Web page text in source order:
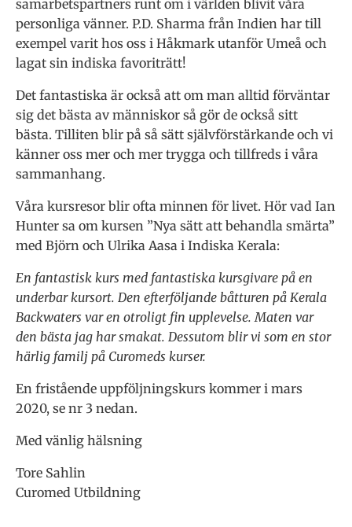
samarbetspartners runt om i världen blivit våra
personliga vänner. P.D. Sharma från Indien har till
exempel varit hos oss i Håkmark utanför Umeå och
lagat sin indiska favoriträtt!
Det fantastiska är också att om man alltid förväntar
sig det bästa av människor så gör de också sitt
bästa. Tilliten blir på så sätt självförstärkande och vi
känner oss mer och mer trygga och tillfreds i våra
sammanhang.
Våra kursresor blir ofta minnen för livet. Hör vad Ian
Hunter sa om kursen ”Nya sätt att behandla smärta”
med Björn och Ulrika Aasa i Indiska Kerala:
En fantastisk kurs med fantastiska kursgivare på en
underbar kursort. Den efterföljande båtturen på Kerala
Backwaters var en otroligt fin upplevelse. Maten var
den bästa jag har smakat. Dessutom blir vi som en stor
härlig familj på Curomeds kurser.
En fristående uppföljningskurs kommer i mars
2020, se nr 3 nedan.
Med vänlig hälsning
Tore Sahlin
Curomed Utbildning